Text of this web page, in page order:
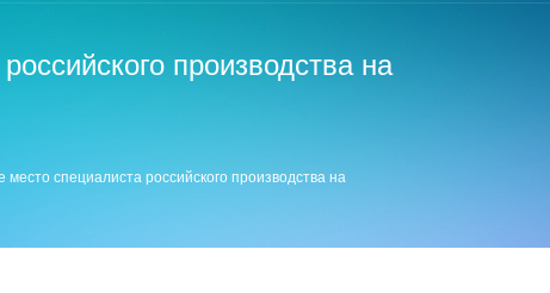
производства на
специалиста российского производства на